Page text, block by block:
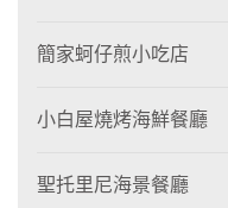
簡家蚵仔煎小吃店
小白屋燒烤海鮮餐廳
聖托里尼海景餐廳